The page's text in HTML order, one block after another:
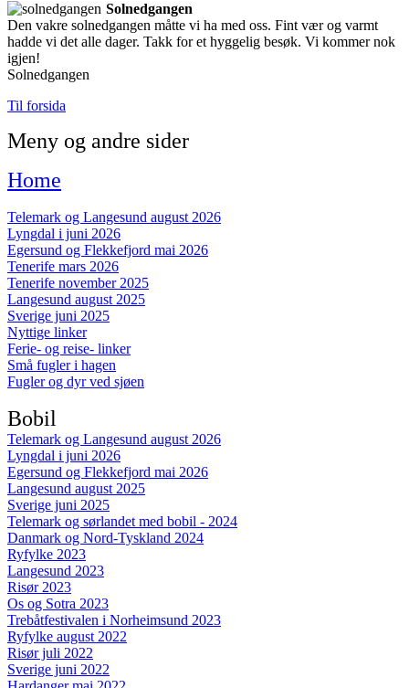
Solnedgangen
Den vakre solnedgangen måtte vi ha med oss. Fint vær og varmt
hadde vi det alle dager. Takk for et hyggelig besøk. Vi kommer nok
igjen!
Solnedgangen
Til forsida
Meny og andre sider
Home
Telemark og Langesund august 2026
Lyngdal i juni 2026
Egersund og Flekkefjord mai 2026
Tenerife mars 2026
Tenerife november 2025
Langesund august 2025
Sverige juni 2025
Nyttige linker
Ferie- og reise- linker
Små fugler i hagen
Fugler og dyr ved sjøen
Bobil
Telemark og Langesund august 2026
Lyngdal i juni 2026
Egersund og Flekkefjord mai 2026
Langesund august 2025
Sverige juni 2025
Telemark og sørlandet med bobil - 2024
Danmark og Nord-Tyskland 2024
Ryfylke 2023
Langesund 2023
Risør 2023
Os og Sotra 2023
Trebåtfestivalen i Norheimsund 2023
Ryfylke august 2022
Risør juli 2022
Sverige juni 2022